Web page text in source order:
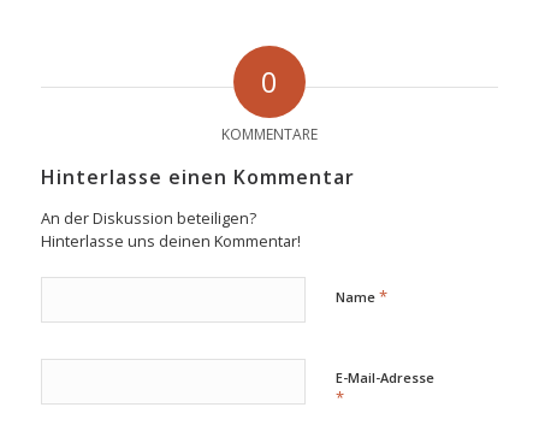
0
KOMMENTARE
Hinterlasse einen Kommentar
An der Diskussion beteiligen?
Hinterlasse uns deinen Kommentar!
Name *
E-Mail-Adresse
*